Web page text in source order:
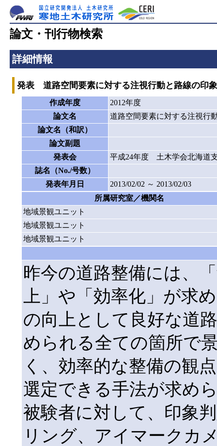
論文・刊行物検索
詳細情報
発表 道路空間要素に対する注視行動と路線の印
作成年度
2012年度
論文名
道路空間要素に対する注視行
論文名（和訳）
論文副題
発表会
平成24年度 土木学会北海道
誌名（No./号数）
発表年月日
2013/02/02 ～ 2013/02/03
所属研究室／機関名
地域景観ユニット
地域景観ユニット
地域景観ユニット
昨今の道路整備には、
上」や「効率化」が求
の向上として良好な道
められる全ての箇所で
く、効率的な整備の観
選定できる手法が求め
被験者に対して、印象
リング、アイマークカ